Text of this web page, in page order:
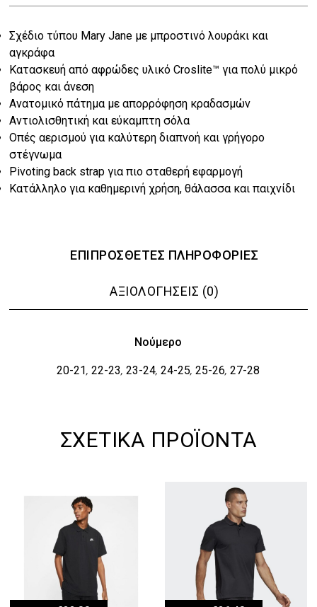
was:
€49.00.
τιμή
είναι:
€39.20.
Σχέδιο τύπου Mary Jane με μπροστινό λουράκι και
αγκράφα
Κατασκευή από αφρώδες υλικό Croslite™ για πολύ μικρό
βάρος και άνεση
Ανατομικό πάτημα με απορρόφηση κραδασμών
Αντιολισθητική και εύκαμπτη σόλα
Οπές αερισμού για καλύτερη διαπνοή και γρήγορο
στέγνωμα
Pivoting back strap για πιο σταθερή εφαρμογή
Κατάλληλο για καθημερινή χρήση, θάλασσα και παιχνίδι
ΕΠΙΠΡΌΣΘΕΤΕΣ ΠΛΗΡΟΦΟΡΊΕΣ
ΑΞΙΟΛΟΓΉΣΕΙΣ (0)
Νούμερο
20-21,22-23,23-24,24-25,25-26,27-28
ΣΧΕΤΙΚΆ ΠΡΟΪΌΝΤΑ